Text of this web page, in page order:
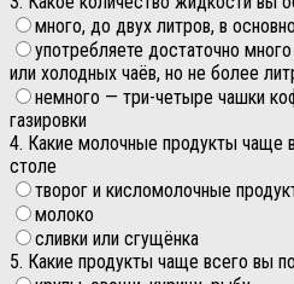
много, до двух литров, в
употребляете достаточно
или холодных чаёв, но не более
немного — три-четыре чашки
газировки
4. Какие молочные продукты чаще
столе
творог и кисломолочные
молоко
сливки или сгущёнка
5. Какие продукты чаще всего вы